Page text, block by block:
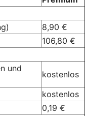
8,90 €
106,80 €
und
kostenlos
kostenlos
0,19 €